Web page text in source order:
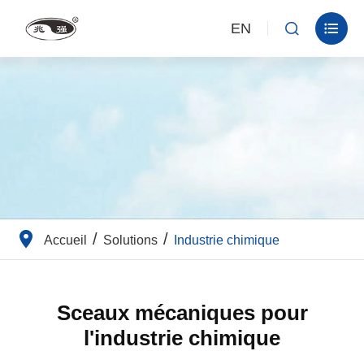
EN  
Accueil Solutions Industrie chimique
Sceaux mécaniques pour
l'industrie chimique